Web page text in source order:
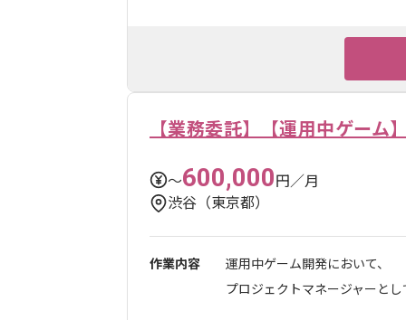
【業務委託】【運用中ゲーム
〜600,000円／月
渋谷（東京都）
作業内容
運用中ゲーム開発において、
プロジェクトマネージャーと